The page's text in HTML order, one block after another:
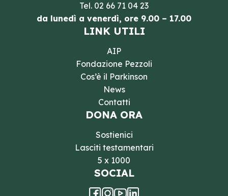
Tel. 02 66 71 04 23
da lunedì a venerdì, ore 9.00 – 17.00
LINK UTILI
AIP
Fondazione Pezzoli
Cos’è il Parkinson
News
Contatti
DONA ORA
Sostienici
Lasciti testamentari
5 x 1000
SOCIAL